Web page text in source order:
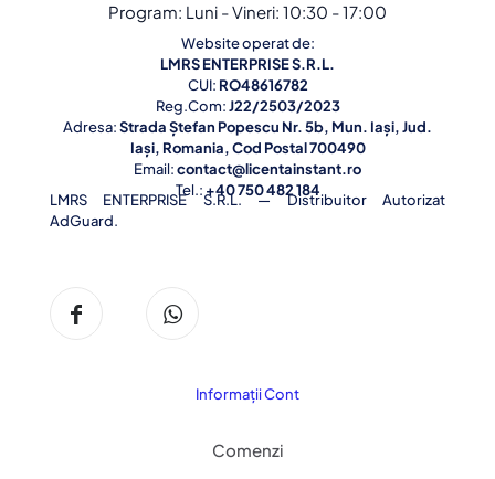
Program: Luni - Vineri: 10:30 - 17:00
Website operat de:
LMRS ENTERPRISE S.R.L.
CUI: RO48616782
Reg.Com:J22/2503/2023
Adresa:Strada Ștefan Popescu Nr. 5b, Mun. Iași, Jud.
Iași, Romania, Cod Postal 700490
Email:contact@licentainstant.ro
Tel.: +40 750 482 184
LMRS ENTERPRISE S.R.L. — Distribuitor Autorizat
AdGuard.
Informații Cont
Comenzi